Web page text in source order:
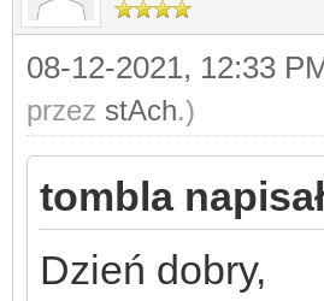
08-12-2021, 12:33
przez stAch.)
tombla
Dzień dobry,